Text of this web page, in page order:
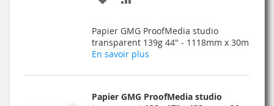
MA
COMPARATEUR
Papier GMG ProofMedia studio
transparent 139g 44" - 1118mm x 30m
En savoir plus
Papier GMG ProofMedia studio